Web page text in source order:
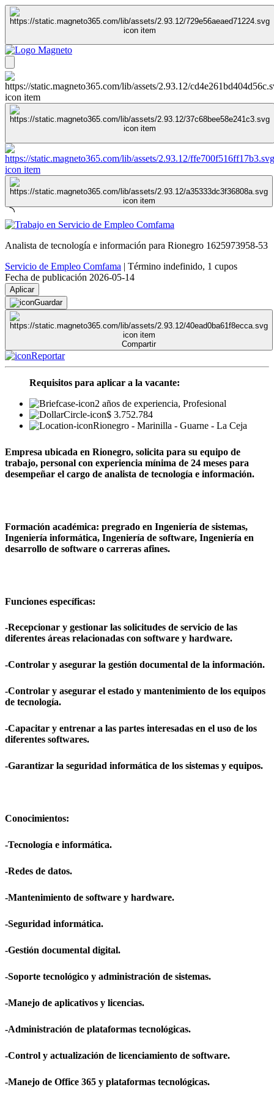
Analista de tecnología e información para Rionegro 1625973958-53
Servicio de Empleo Comfama | Término indefinido, 1 cupos
Fecha de publicación 2026-05-14
Aplicar
Guardar
Compartir
Reportar
Requisitos para aplicar a la vacante:
2 años de experiencia, Profesional
$ 3.752.784
Rionegro - Marinilla - Guarne - La Ceja
Empresa ubicada en Rionegro, solicita para su equipo de
trabajo, personal con experiencia mínima de 24 meses para
desempeñar el cargo de analista de tecnología e información.
Formación académica: pregrado en Ingeniería de sistemas,
Ingeniería informática, Ingeniería de software, Ingeniería en
desarrollo de software o carreras afines.
Funciones específicas:
-Recepcionar y gestionar las solicitudes de servicio de las
diferentes áreas relacionadas con software y hardware.
-Controlar y asegurar la gestión documental de la información.
-Controlar y asegurar el estado y mantenimiento de los equipos
de tecnología.
-Capacitar y entrenar a las partes interesadas en el uso de los
diferentes softwares.
-Garantizar la seguridad informática de los sistemas y equipos.
Conocimientos:
-Tecnología e informática.
-Redes de datos.
-Mantenimiento de software y hardware.
-Seguridad informática.
-Gestión documental digital.
-Soporte tecnológico y administración de sistemas.
-Manejo de aplicativos y licencias.
-Administración de plataformas tecnológicas.
-Control y actualización de licenciamiento de software.
-Manejo de Office 365 y plataformas tecnológicas.